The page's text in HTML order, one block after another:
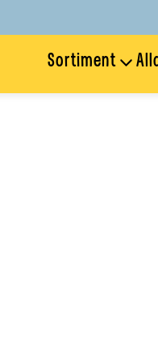
Sortiment